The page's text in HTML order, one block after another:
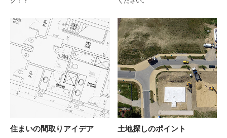
住まいの間取りアイデア 土地探しのポイント